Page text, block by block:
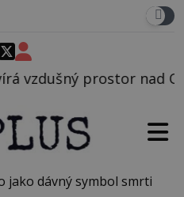
51, mohlo to
jako dávný symbol smrti